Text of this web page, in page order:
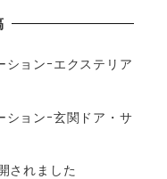
ョンｰエクステリア
ョンｰ玄関ドア・サ
されました